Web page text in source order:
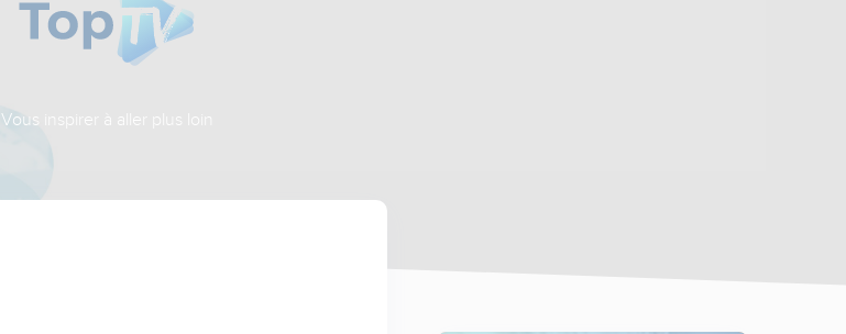
Vous inspirer à aller plus loin